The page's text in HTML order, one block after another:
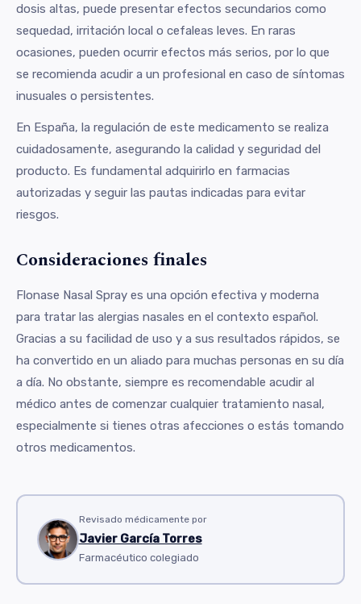
dosis altas, puede presentar efectos secundarios como
sequedad, irritación local o cefaleas leves. En raras
ocasiones, pueden ocurrir efectos más serios, por lo que
se recomienda acudir a un profesional en caso de síntomas
inusuales o persistentes.
En España, la regulación de este medicamento se realiza
cuidadosamente, asegurando la calidad y seguridad del
producto. Es fundamental adquirirlo en farmacias
autorizadas y seguir las pautas indicadas para evitar
riesgos.
Consideraciones finales
Flonase Nasal Spray es una opción efectiva y moderna
para tratar las alergias nasales en el contexto español.
Gracias a su facilidad de uso y a sus resultados rápidos, se
ha convertido en un aliado para muchas personas en su día
a día. No obstante, siempre es recomendable acudir al
médico antes de comenzar cualquier tratamiento nasal,
especialmente si tienes otras afecciones o estás tomando
otros medicamentos.
Revisado médicamente por
Javier García Torres
Farmacéutico colegiado